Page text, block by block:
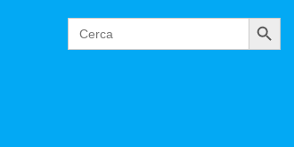
Search
for:
Cerca